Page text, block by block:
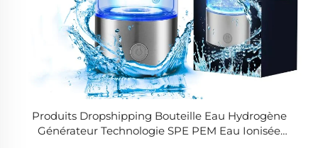
Produits Dropshipping Bouteille Eau Hydrogène
Générateur Technologie SPE PEM Eau Ionisée